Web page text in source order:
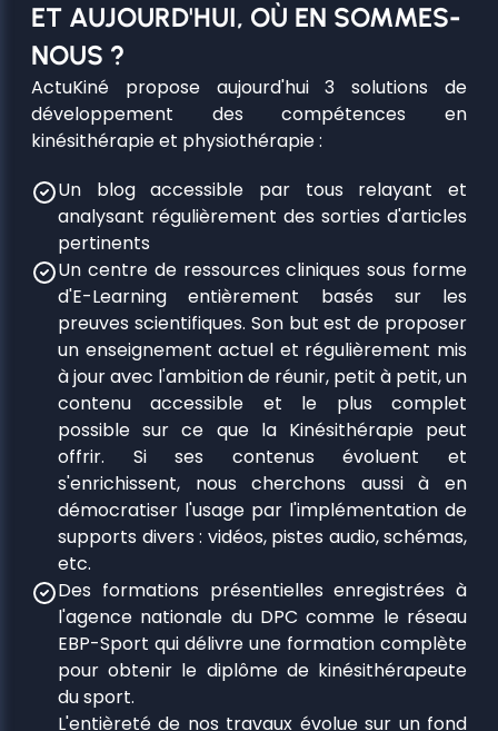
ET AUJOURD'HUI, OÙ EN SOMMES-
NOUS ?
ActuKiné propose aujourd'hui 3 solutions de
développement des compétences en
kinésithérapie et physiothérapie :
Un blog accessible par tous relayant et
analysant régulièrement des sorties d'articles
pertinents
Un centre de ressources cliniques sous forme
d'E-Learning entièrement basés sur les
preuves scientifiques. Son but est de proposer
un enseignement actuel et régulièrement mis
à jour avec l'ambition de réunir, petit à petit, un
contenu accessible et le plus complet
possible sur ce que la Kinésithérapie peut
offrir. Si ses contenus évoluent et
s'enrichissent, nous cherchons aussi à en
démocratiser l'usage par l'implémentation de
supports divers : vidéos, pistes audio, schémas,
etc.
Des formations présentielles enregistrées à
l'agence nationale du DPC comme le réseau
EBP-Sport qui délivre une formation complète
pour obtenir le diplôme de kinésithérapeute
du sport.
L'entièreté de nos travaux évolue sur un fond